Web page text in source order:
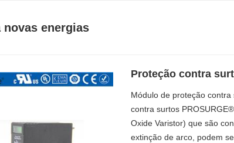
novas energias
Proteção contra
Módulo de proteção
contra surtos
Oxide Varistor) que são
extinção de arco, podem